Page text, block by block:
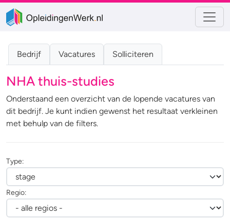
Bedrijf Vacatures Solliciteren
NHA thuis-studies
Onderstaand een overzicht van de lopende vacatures van
dit bedrijf. Je kunt indien gewenst het resultaat verkleinen
met behulp van de filters.
Type:
Regio: